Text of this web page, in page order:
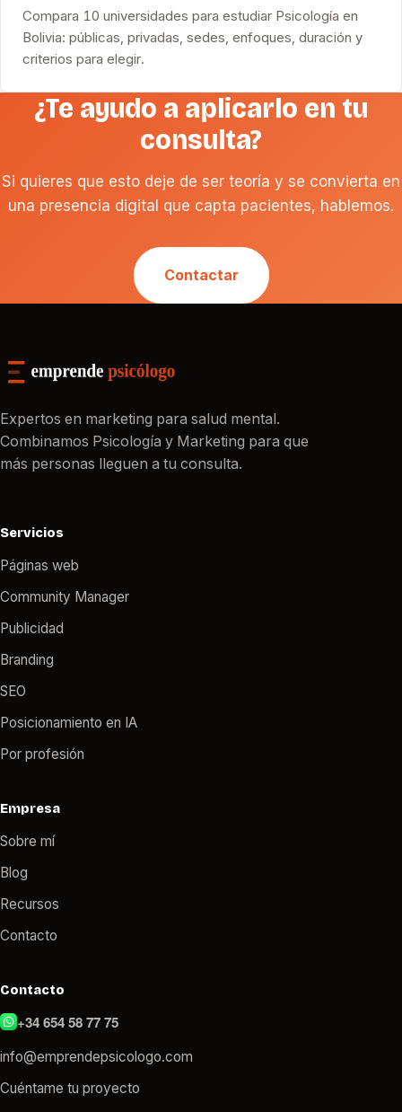
Compara 10 universidades para estudiar Psicología en
Bolivia: públicas, privadas, sedes, enfoques, duración y
criterios para elegir.
¿Te ayudo a aplicarlo en tu
consulta?
Si quieres que esto deje de ser teoría y se convierta en
una presencia digital que capta pacientes, hablemos.
Contactar
Expertos en marketing para salud mental.
Combinamos Psicología y Marketing para que
más personas lleguen a tu consulta.
Servicios
Páginas web
Community Manager
Publicidad
Branding
SEO
Posicionamiento en IA
Por profesión
Empresa
Sobre mí
Blog
Recursos
Contacto
Contacto
+34 654 58 77 75
info@emprendepsicologo.com
Cuéntame tu proyecto